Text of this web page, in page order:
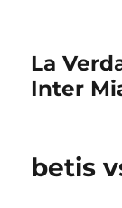
La
Inter
betis